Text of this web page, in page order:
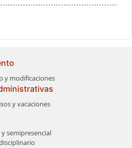
y modificaciones
y vacaciones
semipresencial